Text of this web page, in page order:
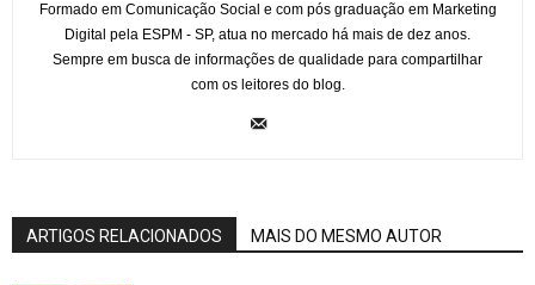
Formado em Comunicação Social e com pós graduação em Marketing
Digital pela ESPM - SP, atua no mercado há mais de dez anos.
Sempre em busca de informações de qualidade para compartilhar
com os leitores do blog.
ARTIGOS RELACIONADOS MAIS DO MESMO AUTOR